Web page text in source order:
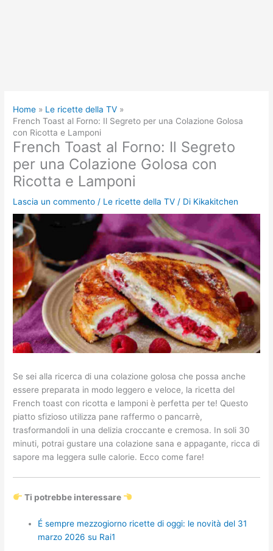
Home
Le ricette della TV
French Toast al Forno: Il Segreto per una Colazione Golosa
con Ricotta e Lamponi
French Toast al Forno: Il Segreto
per una Colazione Golosa con
Ricotta e Lamponi
Lascia un commento / Le ricette della TV / Di Kikakitchen
Se sei alla ricerca di una colazione golosa che possa anche
essere preparata in modo leggero e veloce, la ricetta del
French toast con ricotta e lamponi è perfetta per te! Questo
piatto sfizioso utilizza pane raffermo o pancarrè,
trasformandoli in una delizia croccante e cremosa. In soli 30
minuti, potrai gustare una colazione sana e appagante, ricca di
sapore ma leggera sulle calorie. Ecco come fare!
Ti potrebbe interessare
É sempre mezzogiorno ricette di oggi: le novità del 31
marzo 2026 su Rai1